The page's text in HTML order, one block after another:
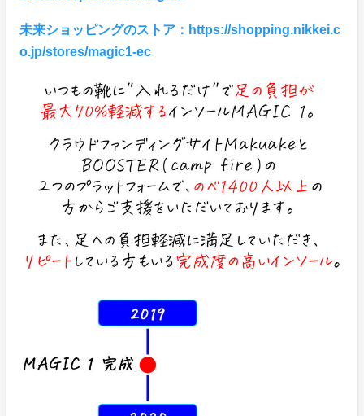
未来ショッピングのストア：https://shopping.nikkei.c
o.jp/stores/magic1-ec